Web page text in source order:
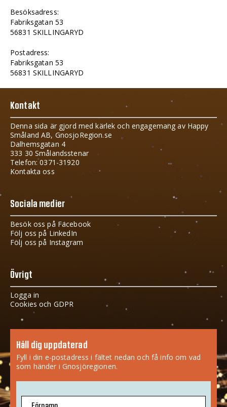
Besöksadress:
Fabriksgatan 53
56831 SKILLINGARYD
Postadress:
Fabriksgatan 53
56831 SKILLINGARYD
Kontakt
Denna sida är gjord med kärlek och engagemang av Happy
Småland AB, GnosjoRegion.se
Dalhemsgatan 4
333 30 Smålandsstenar
Telefon: 0371-31920
Kontakta oss
Sociala medier
Besök oss på Facebook
Följ oss på LinkedIn
Följ oss på Instagram
Övrigt
Logga in
Cookies och GDPR
Håll dig uppdaterad
Fyll i din e-postadress i fältet nedan och få info om vad
som händer i Gnosjöregionen.